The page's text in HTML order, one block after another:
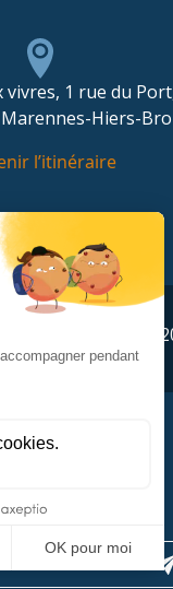
vivres, 1 rue du
Hiers-
l’itinéraire
Port, Brouage,